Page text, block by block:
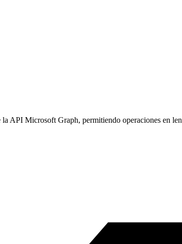
API Microsoft Graph, permitiendo operaciones en